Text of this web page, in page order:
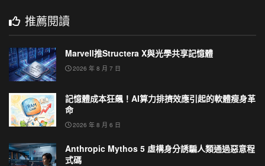
推薦閱讀
Marvell推Structera X與光學共享記憶體
2026 年 8 月 7 日
記憶體成本狂飆！AI算力排擠效應引起的軟體瘦身革
命
2026 年 8 月 6 日
Anthropic Mythos 5 虛構身分誘騙人類通過惡意程
式碼